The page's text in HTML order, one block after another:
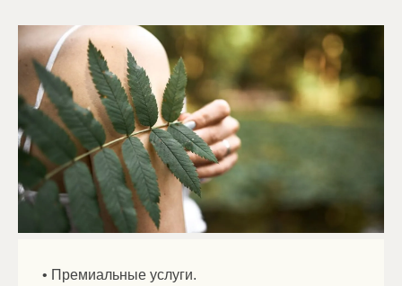
• Премиальные услуги.